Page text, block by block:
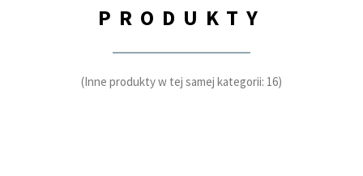
PRODUKTY
(Inne produkty w tej samej kategorii: 16)